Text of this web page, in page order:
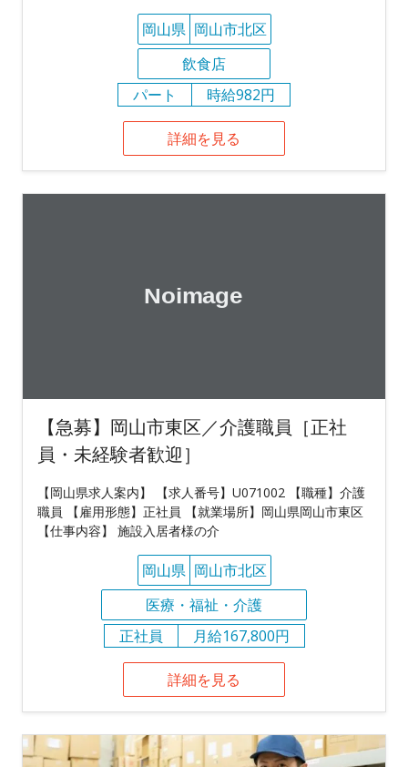
岡山県 岡山市北区
飲食店
パート
時給982円
詳細を見る
【急募】岡山市東区／介護職員［正社
員・未経験者歓迎］
【岡山県求人案内】 【求人番号】U071002 【職種】介護
職員 【雇用形態】正社員 【就業場所】岡山県岡山市東区
【仕事内容】 施設入居者様の介
岡山県 岡山市北区
医療・福祉・介護
正社員
月給167,800円
詳細を見る